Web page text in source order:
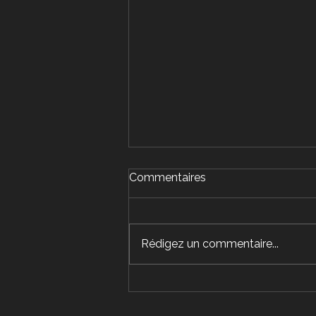
Commentaires
Rédigez un commentaire...